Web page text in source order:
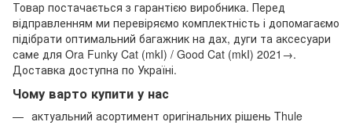
Товар постачається з гарантією виробника. Перед
відправленням ми перевіряємо комплектність і допомагаємо
підібрати оптимальний багажник на дах, дуги та аксесуари
саме для Ora Funky Cat (mkI) / Good Cat (mkI) 2021→.
Доставка доступна по Україні.
Чому варто купити у нас
актуальний асортимент оригінальних рішень Thule